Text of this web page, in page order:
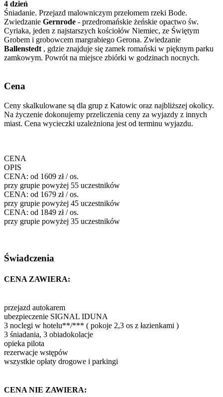
4 dzień
Śniadanie. Przejazd malowniczym przełomem rzeki Bode.
Zwiedzanie Gernrode - przedromańskie żeńskie opactwo św.
Cyriaka, jeden z najstarszych kościołów Niemiec, ze Świętym
Grobem i grobowcem margrabiego Gerona. Zwiedzanie
Ballenstedt , gdzie znajduje się zamek romański w pięknym parku
zamkowym. Powrót na miejsce zbiórki w godzinach nocnych.
Cena
Ceny skalkulowane są dla grup z Katowic oraz najbliższej okolicy.
Na życzenie dokonujemy przeliczenia ceny za wyjazdy z innych
miast. Cena wycieczki uzależniona jest od terminu wyjazdu.
CENA
OPIS
CENA: od 1609 zł / os.
przy grupie powyżej 55 uczestników
CENA: od 1679 zł / os.
przy grupie powyżej 45 uczestników
CENA: od 1849 zł / os.
przy grupie powyżej 35 uczestników
Świadczenia
CENA ZAWIERA:
przejazd autokarem
ubezpieczenie SIGNAL IDUNA
3 noclegi w hotelu**/*** ( pokoje 2,3 os z łazienkami )
3 śniadania, 3 obiadokolacje
opieka pilota
rezerwacje wstępów
wszystkie opłaty drogowe i parkingi
CENA NIE ZAWIERA: